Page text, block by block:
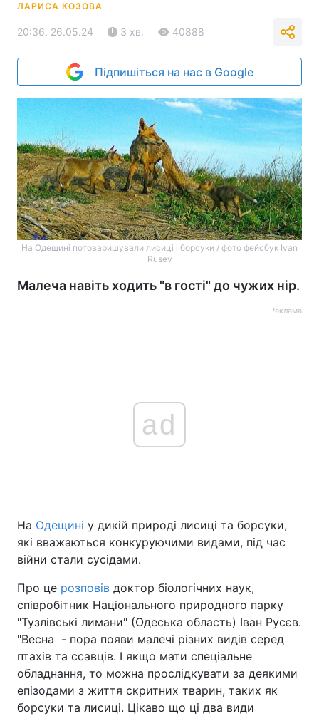
ЛАРИСА КОЗОВА
20:36, 26.05.24 3 хв. 40888
Підпишіться на нас в Google
На Одещині потоваришували лисиці і борсуки / фото фейсбук Ivan
Rusev
Малеча навіть ходить "в гості" до чужих нір.
Реклама
ad
На Одещині у дикій природі лисиці та борсуки,
які вважаються конкуруючими видами, під час
війни стали сусідами.
Про це розповів доктор біологічних наук,
співробітник Національного природного парку
"Тузлівські лимани" (Одеська область) Іван Русєв.
"Весна - пора появи малечі різних видів серед
птахів та ссавців. І якщо мати спеціальне
обладнання, то можна прослідкувати за деякими
епізодами з життя скритних тварин, таких як
борсуки та лисиці. Цікаво що ці два види